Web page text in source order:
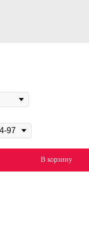
В корзину